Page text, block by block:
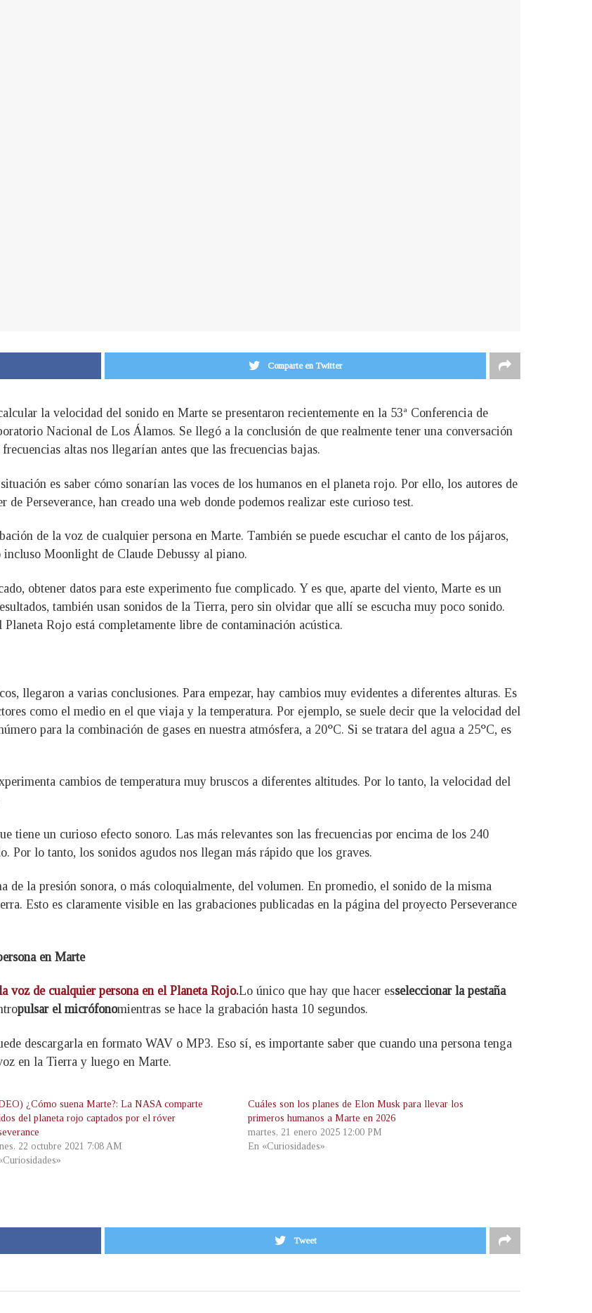
Comparte en Twitter
la velocidad del sonido en Marte se presentaron recientemente en la 53ª Conferencia de
Nacional de Los Álamos. Se llegó a la conclusión de que realmente tener una conversación
altas nos llegarían antes que las frecuencias bajas.
es saber cómo sonarían las voces de los humanos en el planeta rojo. Por ello, los autores de
de Perseverance, han creado una web donde podemos realizar este curioso test.
de la voz de cualquier persona en Marte. También se puede escuchar el canto de los pájaros,
Moonlight de Claude Debussy al piano.
obtener datos para este experimento fue complicado. Y es que, aparte del viento, Marte es un
también usan sonidos de la Tierra, pero sin olvidar que allí se escucha muy poco sonido.
Rojo está completamente libre de contaminación acústica.
llegaron a varias conclusiones. Para empezar, hay cambios muy evidentes a diferentes alturas. Es
como el medio en el que viaja y la temperatura. Por ejemplo, se suele decir que la velocidad del
para la combinación de gases en nuestra atmósfera, a 20°C. Si se tratara del agua a 25°C, es
cambios de temperatura muy bruscos a diferentes altitudes. Por lo tanto, la velocidad del
tiene un curioso efecto sonoro. Las más relevantes son las frecuencias por encima de los 240
Por lo tanto, los sonidos agudos nos llegan más rápido que los graves.
de la presión sonora, o más coloquialmente, del volumen. En promedio, el sonido de la misma
Esto es claramente visible en las grabaciones publicadas en la página del proyecto Perseverance
en Marte
voz de cualquier persona en el Planeta Rojo.Lo único que hay que hacer esseleccionar la pestaña
pulsar el micrófonomientras se hace la grabación hasta 10 segundos.
descargarla en formato WAV o MP3. Eso sí, es importante saber que cuando una persona tenga
en la Tierra y luego en Marte.
¿Cómo suena Marte?: La NASA comparte
del planeta rojo captados por el róver
22 octubre 2021 7:08 AM
Cuáles son los planes de Elon Musk para llevar los
primeros humanos a Marte en 2026
martes, 21 enero 2025 12:00 PM
En «Curiosidades»
Tweet